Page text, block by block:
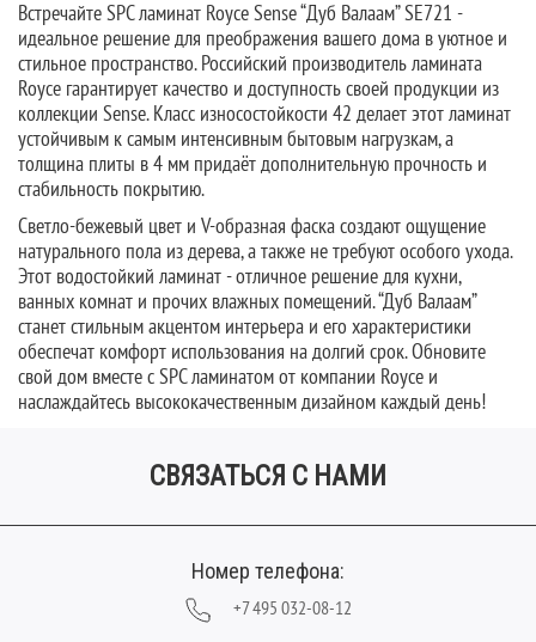
Встречайте SPC ламинат Royce Sense “Дуб Валаам” SE721 -
идеальное решение для преображения вашего дома в уютное и
стильное пространство. Российский производитель ламината
Royce гарантирует качество и доступность своей продукции из
коллекции Sense. Класс износостойкости 42 делает этот ламинат
устойчивым к самым интенсивным бытовым нагрузкам, а
толщина плиты в 4 мм придаёт дополнительную прочность и
стабильность покрытию.
Светло-бежевый цвет и V-образная фаска создают ощущение
натурального пола из дерева, а также не требуют особого ухода.
Этот водостойкий ламинат - отличное решение для кухни,
ванных комнат и прочих влажных помещений. “Дуб Валаам”
станет стильным акцентом интерьера и его характеристики
обеспечат комфорт использования на долгий срок. Обновите
свой дом вместе с SPC ламинатом от компании Royce и
наслаждайтесь высококачественным дизайном каждый день!
СВЯЗАТЬСЯ С НАМИ
Номер телефона:
+7 495 032-08-12